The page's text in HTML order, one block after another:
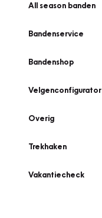
All season banden
Bandenservice
Bandenshop
Velgenconfigurator
Overig
Trekhaken
Vakantiecheck